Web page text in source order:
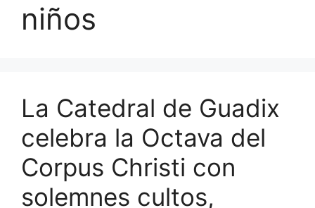
niños
La Catedral de Guadix
celebra la Octava del
Corpus Christi con
solemnes cultos,